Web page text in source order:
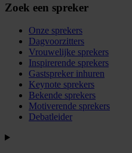
Zoek een spreker
Onze sprekers
Dagvoorzitters
Vrouwelijke sprekers
Inspirerende sprekers
Gastspreker inhuren
Keynote sprekers
Bekende sprekers
Motiverende sprekers
Debatleider